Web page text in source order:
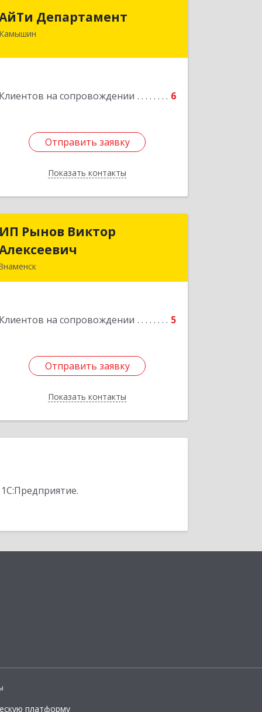
Департамент
Камышин
Клиентов на сопровождении 6
Отправить заявку
Показать контакты
403882, Волгоградская обл, Камышин
Отправить заявку
Назад
ИП Рынов Виктор
Клиентов на сопровождении 5
Отправить заявку
Показать контакты
ИП Рынов Виктор
Отправить заявку
Назад
платформу